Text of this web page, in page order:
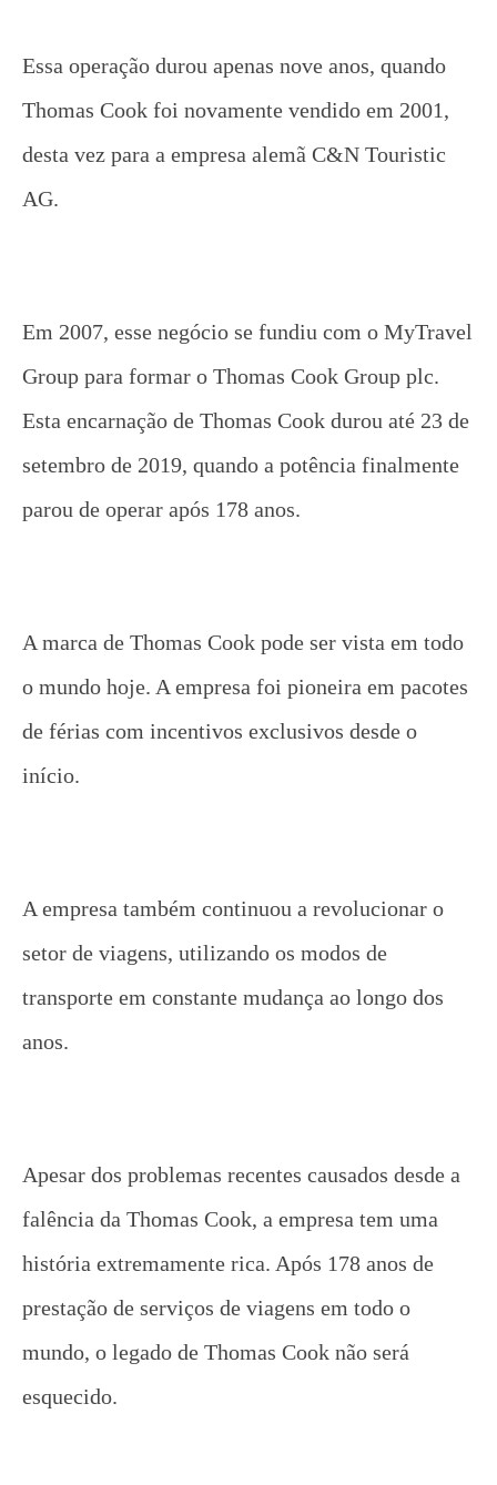
Essa operação durou apenas nove anos, quando
Thomas Cook foi novamente vendido em 2001,
desta vez para a empresa alemã C&N Touristic
AG.
Em 2007, esse negócio se fundiu com o MyTravel
Group para formar o Thomas Cook Group plc.
Esta encarnação de Thomas Cook durou até 23 de
setembro de 2019, quando a potência finalmente
parou de operar após 178 anos.
A marca de Thomas Cook pode ser vista em todo
o mundo hoje. A empresa foi pioneira em pacotes
de férias com incentivos exclusivos desde o
início.
A empresa também continuou a revolucionar o
setor de viagens, utilizando os modos de
transporte em constante mudança ao longo dos
anos.
Apesar dos problemas recentes causados ​​desde a
falência da Thomas Cook, a empresa tem uma
história extremamente rica. Após 178 anos de
prestação de serviços de viagens em todo o
mundo, o legado de Thomas Cook não será
esquecido.